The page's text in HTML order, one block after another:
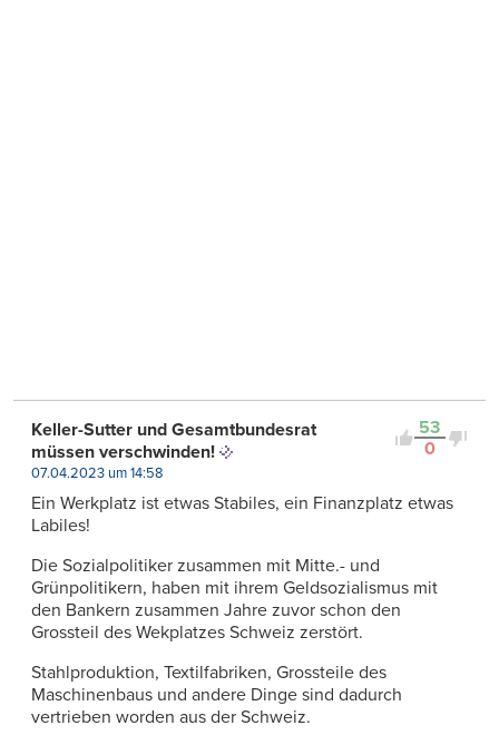
53
0
Keller-Sutter und Gesamtbundesrat
müssen verschwinden!
07.04.2023 um 14:58
Ein Werkplatz ist etwas Stabiles, ein Finanzplatz etwas
Labiles!
Die Sozialpolitiker zusammen mit Mitte.- und
Grünpolitikern, haben mit ihrem Geldsozialismus mit
den Bankern zusammen Jahre zuvor schon den
Grossteil des Wekplatzes Schweiz zerstört.
Stahlproduktion, Textilfabriken, Grossteile des
Maschinenbaus und andere Dinge sind dadurch
vertrieben worden aus der Schweiz.